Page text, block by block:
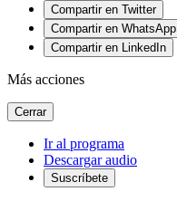
Compartir en Twitter
Compartir en WhatsApp
Compartir en LinkedIn
Más acciones
Cerrar
Ir al programa
Descargar audio
Suscríbete